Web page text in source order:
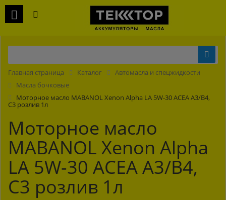
Главная страница Каталог
Автомасла и спецжидкости
Масла бочковые
Моторное масло MABANOL Xenon Alpha LA 5W-30 ACEA A3/B4,
C3 розлив 1л
Моторное масло
MABANOL Xenon Alpha
LA 5W-30 ACEA A3/B4,
C3 розлив 1л